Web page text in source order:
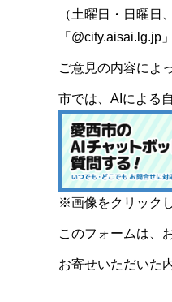
（土曜日・日曜日
「@city.aisai.lg.jp
ご意見の内容によ
市では、AIによる
※画像をクリック
このフォームは、
お寄せいただいた